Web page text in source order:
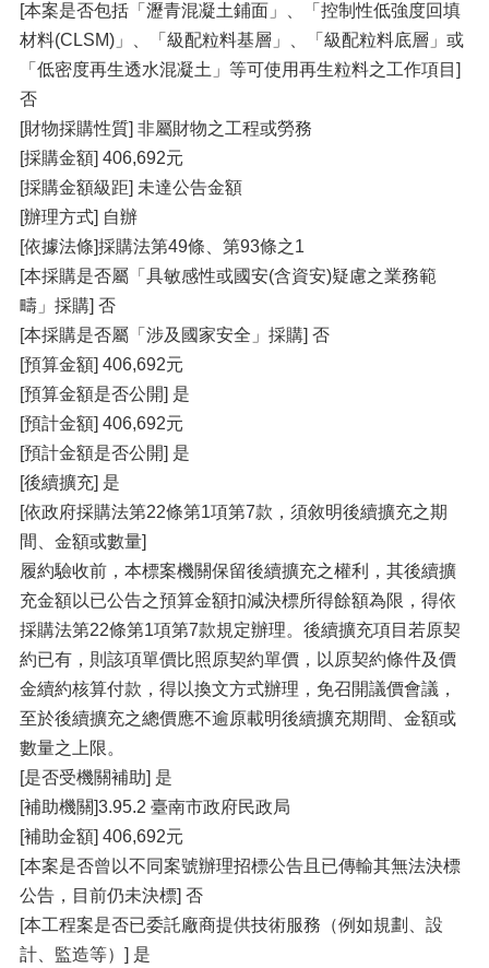
[本案是否包括「瀝青混凝土鋪面」、「控制性低強度回填
材料(CLSM)」、「級配粒料基層」、「級配粒料底層」或
「低密度再生透水混凝土」等可使用再生粒料之工作項目]
否
[財物採購性質] 非屬財物之工程或勞務
[採購金額] 406,692元
[採購金額級距] 未達公告金額
[辦理方式] 自辦
[依據法條]採購法第49條、第93條之1
[本採購是否屬「具敏感性或國安(含資安)疑慮之業務範
疇」採購] 否
[本採購是否屬「涉及國家安全」採購] 否
[預算金額] 406,692元
[預算金額是否公開] 是
[預計金額] 406,692元
[預計金額是否公開] 是
[後續擴充] 是
[依政府採購法第22條第1項第7款，須敘明後續擴充之期
間、金額或數量]
履約驗收前，本標案機關保留後續擴充之權利，其後續擴
充金額以已公告之預算金額扣減決標所得餘額為限，得依
採購法第22條第1項第7款規定辦理。後續擴充項目若原契
約已有，則該項單價比照原契約單價，以原契約條件及價
金續約核算付款，得以換文方式辦理，免召開議價會議，
至於後續擴充之總價應不逾原載明後續擴充期間、金額或
數量之上限。
[是否受機關補助] 是
[補助機關]3.95.2 臺南市政府民政局
[補助金額] 406,692元
[本案是否曾以不同案號辦理招標公告且已傳輸其無法決標
公告，目前仍未決標] 否
[本工程案是否已委託廠商提供技術服務（例如規劃、設
計、監造等）] 是